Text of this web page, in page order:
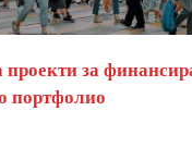
проекти за
портфолио